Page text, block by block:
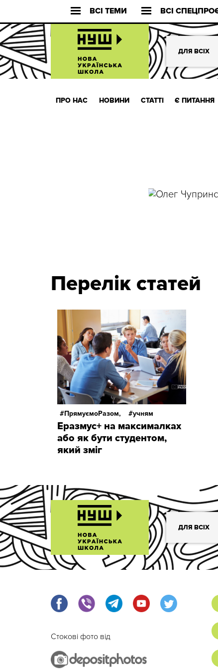
ВСІ ТЕМИ ВСІ
ДЛЯ ВСІХ
ПРО НАС НОВИНИ СТАТТІ Є ПИТАННЯ
Перелік статей
ПрямуємоРазом, учням
Еразмус+ на максималках
або як бути студентом,
який зміг
ДЛЯ ВСІХ
Стокові фото від